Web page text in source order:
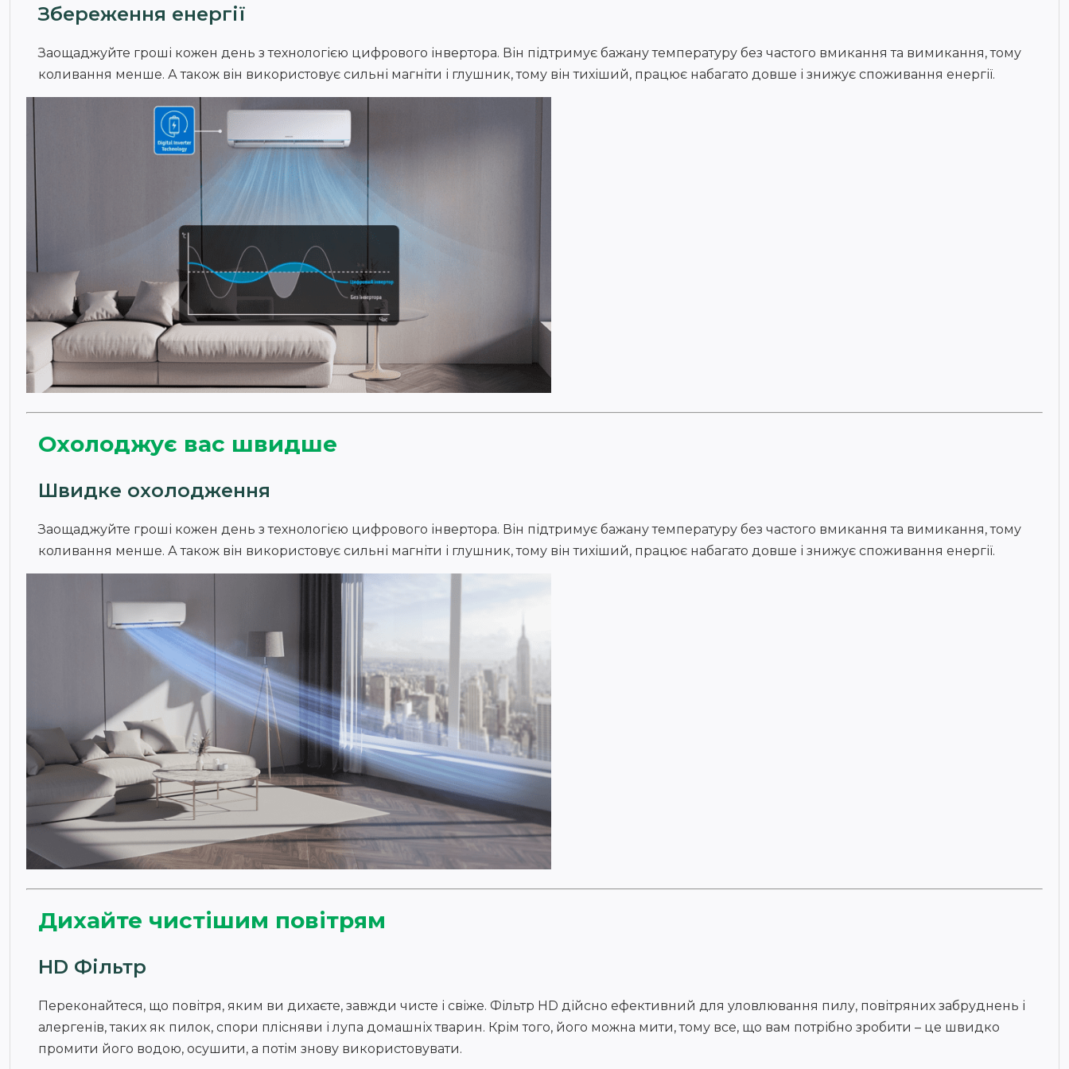
Збереження енергії
Заощаджуйте гроші кожен день з технологією цифрового інвертора. Він підтримує бажану температуру без частого вмикання та вимикання, тому
коливання менше. А також він використовує сильні магніти і глушник, тому він тихіший, працює набагато довше і знижує споживання енергії.
Охолоджує вас швидше
Швидке охолодження
Заощаджуйте гроші кожен день з технологією цифрового інвертора. Він підтримує бажану температуру без частого вмикання та вимикання, тому
коливання менше. А також він використовує сильні магніти і глушник, тому він тихіший, працює набагато довше і знижує споживання енергії.
Дихайте чистішим повітрям
HD Фільтр
Переконайтеся, що повітря, яким ви дихаєте, завжди чисте і свіже. Фільтр HD дійсно ефективний для уловлювання пилу, повітряних забруднень і
алергенів, таких як пилок, спори плісняви і лупа домашніх тварин. Крім того, його можна мити, тому все, що вам потрібно зробити – це швидко
промити його водою, осушити, а потім знову використовувати.